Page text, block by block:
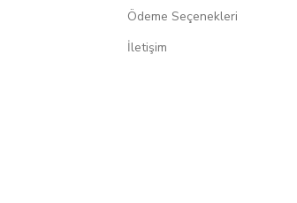
Ödeme Seçenekleri
İletişim